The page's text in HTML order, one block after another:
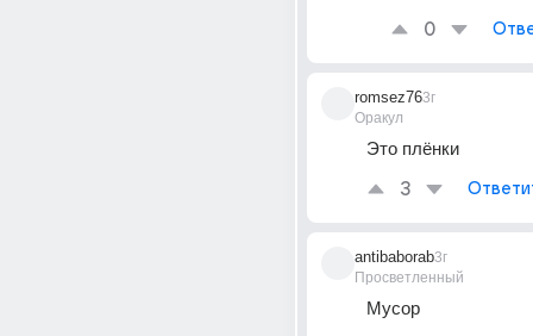
0
romsez76
Оракул
3г
Это плёнки
3
antibaborab
Просветленный
3г
Мусор